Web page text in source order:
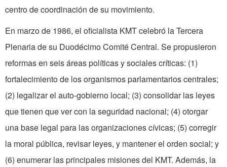
centro de coordinación de su movimiento.
En marzo de 1986, el oficialista KMT celebró la Tercera
Plenaria de su Duodécimo Comité Central. Se propusieron
reformas en seis áreas políticas y sociales críticas: (1)
fortalecimiento de los organismos parlamentarios centrales;
(2) legalizar el auto-gobierno local; (3) consolidar las leyes
que tienen que ver con la seguridad nacional; (4) otorgar
una base legal para las organizaciones cívicas; (5) corregir
la moral pública, revisar leyes, y mantener el orden social; y
(6) enumerar las principales misiones del KMT. Además, la